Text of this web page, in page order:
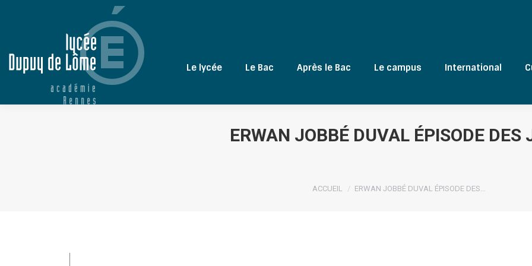
Le lycée Le Bac Après le Bac Le campus International
ERWAN JOBBÉ DUVAL ÉPISODE DES
Vous êtes ici :
ACCUEIL ERWAN JOBBÉ DUVAL ÉPISODE DES…